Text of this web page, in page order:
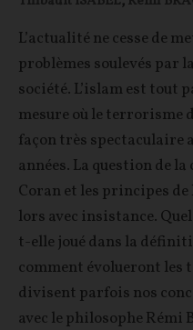
L’actualité ne cesse de
problèmes soulevés par
société. L’islam est tout
mesure où le terrorisme
façon très spectaculaire
années. La question de
Coran et les principes de
lors avec insistance.
t-elle joué dans la
comment évolueront
divisent parfois nos
avec le philosophe Rémi